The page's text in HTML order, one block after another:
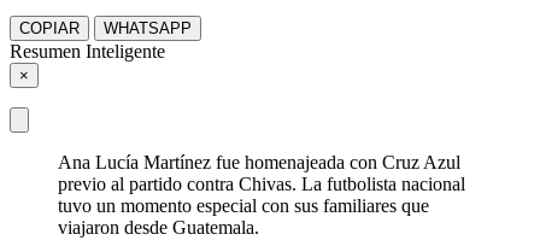
COPIAR WHATSAPP
Resumen Inteligente
×
Ana Lucía Martínez fue homenajeada con Cruz Azul
previo al partido contra Chivas. La futbolista nacional
tuvo un momento especial con sus familiares que
viajaron desde Guatemala.